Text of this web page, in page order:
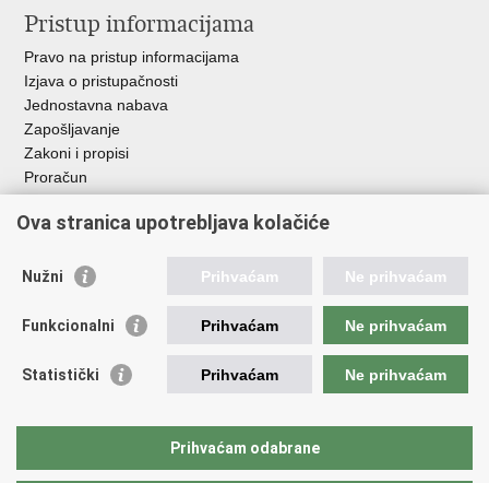
Pristup informacijama
Pravo na pristup informacijama
Izjava o pristupačnosti
Jednostavna nabava
Zapošljavanje
Zakoni i propisi
Proračun
RH
Važne poveznice
Hrvatska agencija za poljoprivredu i hranu
Agencija za plaćanja u poljoprivredi, ribarstvu i ruralnom
razvoju
Hrvatske šume
Pučka pravobraniteljica
Ova stranica upotrebljava kolačiće
Nužni Prihvaćam Ne prihvaćam
Funkcionalni Prihvaćam Ne prihvaćam
Statistički Prihvaćam Ne prihvaćam
Prihvaćam odabrane